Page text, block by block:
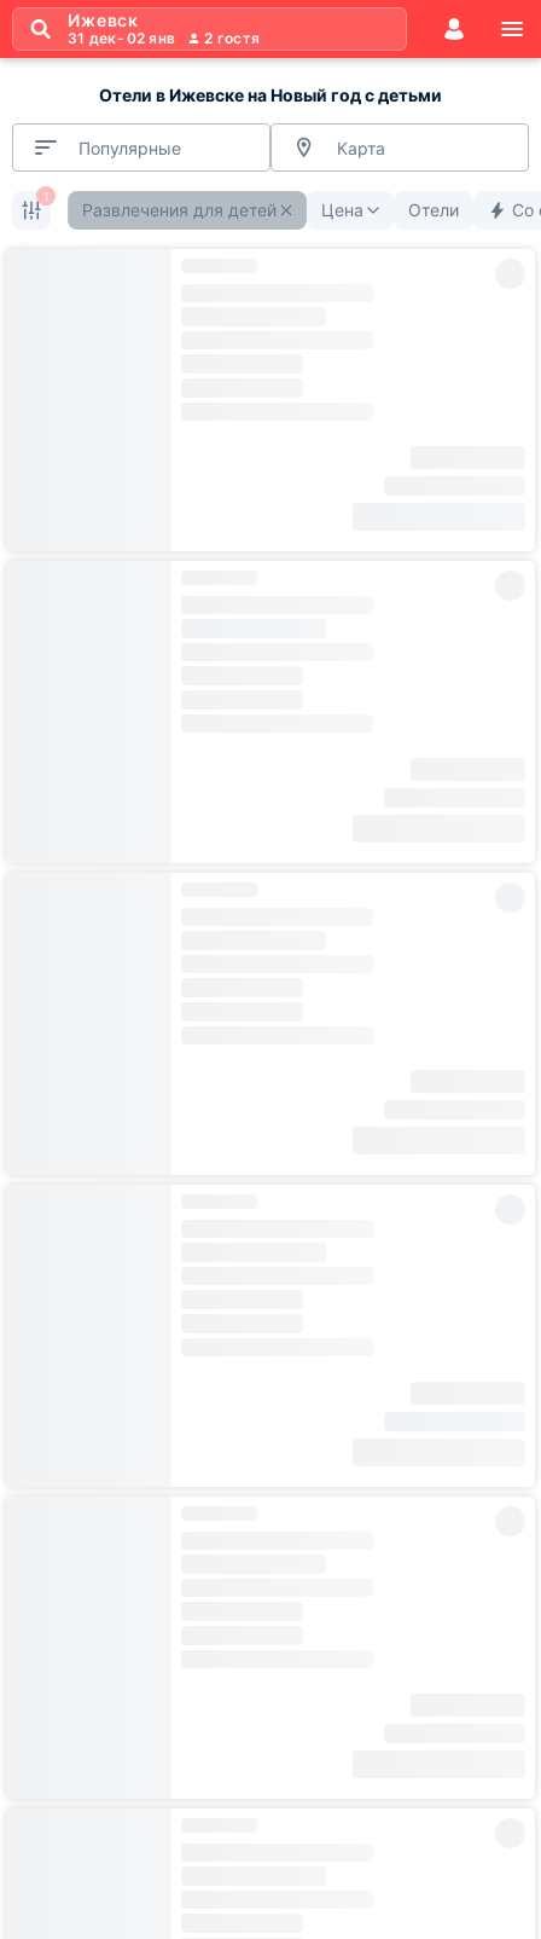
Ижевск
31 дек- 02 янв 2 гостя
Отели в Ижевске на Новый год с детьми
Популярные Карта
Развлечения для детей Цена Отели Со
1